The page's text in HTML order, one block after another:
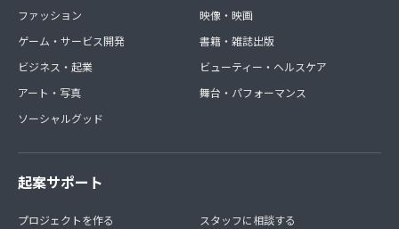
ファッション
ゲーム・サービス開発
ビジネス・起業
アート・写真
ソーシャルグッド
映像・映画
書籍・雑誌出版
ビューティー・ヘルスケア
舞台・パフォーマンス
起案サポート
プロジェクトを作る
スタッフに相談する